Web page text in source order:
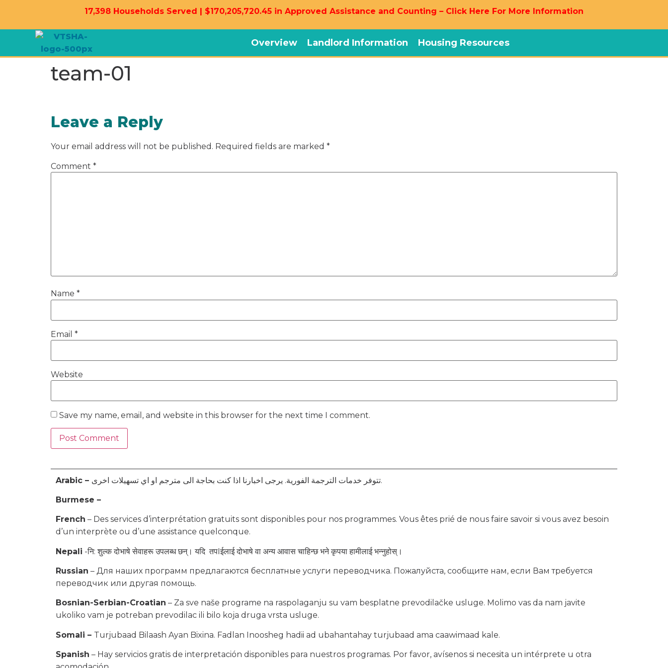
17,398 Households Served | $170,205,720.45 in Approved Assistance and Counting – Click Here For More Information
Overview Landlord Information Housing Resources
team-01
Leave a Reply
Your email address will not be published. Required fields are marked *
Comment *
Name *
Email *
Website
Save my name, email, and website in this browser for the next time I comment.
Arabic – تتوفر خدمات الترجمة الفورية. يرجى اخبارنا اذا كنت بحاجة الى مترجم او اي تسهيلات اخرى.
Burmese –
French – Des services d’interprétation gratuits sont disponibles pour nos programmes. Vous êtes prié de nous faire savoir si vous avez besoin
d’un interprète ou d’une assistance quelconque.
Nepali -नि: शुल्क दोभाषे सेवाहरू उपलब्ध छन्। यदि तपIईलाई दोभाषे वा अन्य आवास चाहिन्छ भने कृपया हामीलाई भन्नुहोस्।
Russian – Для наших программ предлагаются бесплатные услуги переводчика. Пожалуйста, сообщите нам, если Вам требуется
переводчик или другая помощь.
Bosnian-Serbian-Croatian – Za sve naše programe na raspolaganju su vam besplatne prevodilačke usluge. Molimo vas da nam javite
ukoliko vam je potreban prevodilac ili bilo koja druga vrsta usluge.
Somali – Turjubaad Bilaash Ayan Bixina. Fadlan Inoosheg hadii ad ubahantahay turjubaad ama caawimaad kale.
Spanish – Hay servicios gratis de interpretación disponibles para nuestros programas. Por favor, avísenos si necesita un intérprete u otra